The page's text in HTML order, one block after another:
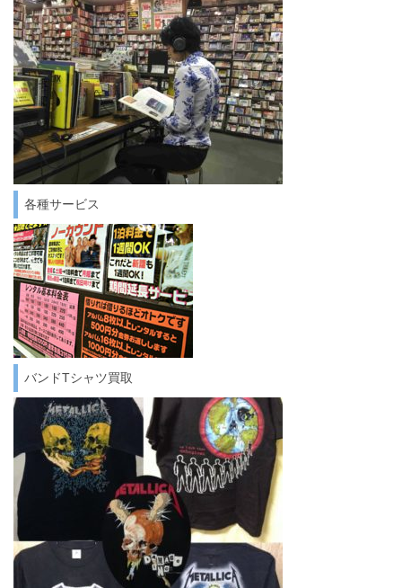
各種サービス
バンドTシャツ買取